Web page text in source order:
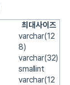
최대사이즈
varchar(12
8)
varchar(32)
smallint
varchar(12